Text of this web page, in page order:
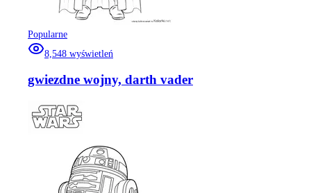
Popularne
8,548 wyświetleń
gwiezdne wojny, darth vader